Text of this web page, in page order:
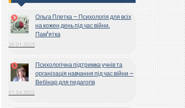
Ольга Плетка – Психологія для всіх
на кожен день під час війни.
Пам’ятка
20.01.2025
Психологічна підтримка учнів та
організація навчання під час війни –
Вебінар для педагогів
01.04.2022